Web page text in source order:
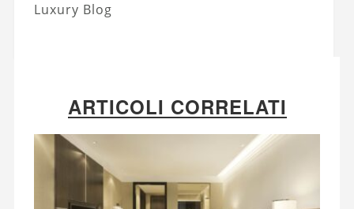
Luxury Blog
ARTICOLI CORRELATI